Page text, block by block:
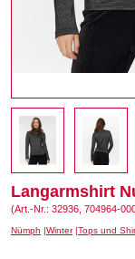
Langarmshirt
(Art.-Nr.: 32936, 704964-
Nümph Winter Tops und